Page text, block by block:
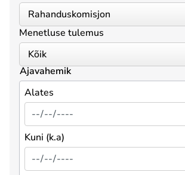
Menetluse tulemus
Ajavahemik
Alates
Kuni (k.a)